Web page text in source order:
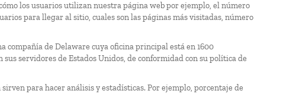
los usuarios utilizan nuestra página web por ejemplo, el número
para llegar al sitio, cuales son las páginas más visitadas, número
compañía de Delaware cuya oficina principal está en 1600
servidores de Estados Unidos, de conformidad con su política de
para hacer análisis y estadísticas. Por ejemplo, porcentaje de